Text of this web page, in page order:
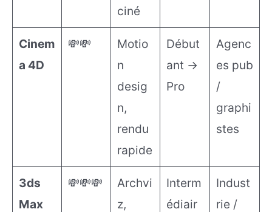
ciné
Cinem
a 4D
💸💸
Motio
n
desig
n,
rendu
rapide
Début
ant →
Pro
Agenc
es pub
/
graphi
stes
3ds
Max
💸💸💸
Archvi
z,
Interm
édiair
Indust
rie /